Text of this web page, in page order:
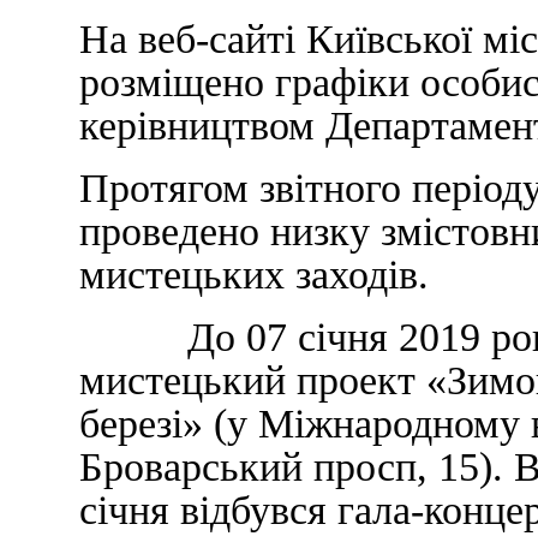
На веб-сайті Київської
розміщено графіки
керівництвом
Протягом звітного
проведено низку
мистецьких заходів.
До 07 січня 2019 року
мистецький проект
березі» (у Міжнародному
Броварський просп, 15).
січня відбувся гала-